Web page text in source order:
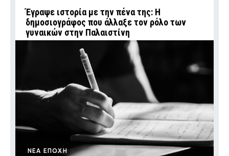
Έγραψε ιστορία με την πένα της: Η
δημοσιογράφος που άλλαξε τον ρόλο των
γυναικών στην Παλαιστίνη
ΝΕΑ ΕΠΟΧΗ